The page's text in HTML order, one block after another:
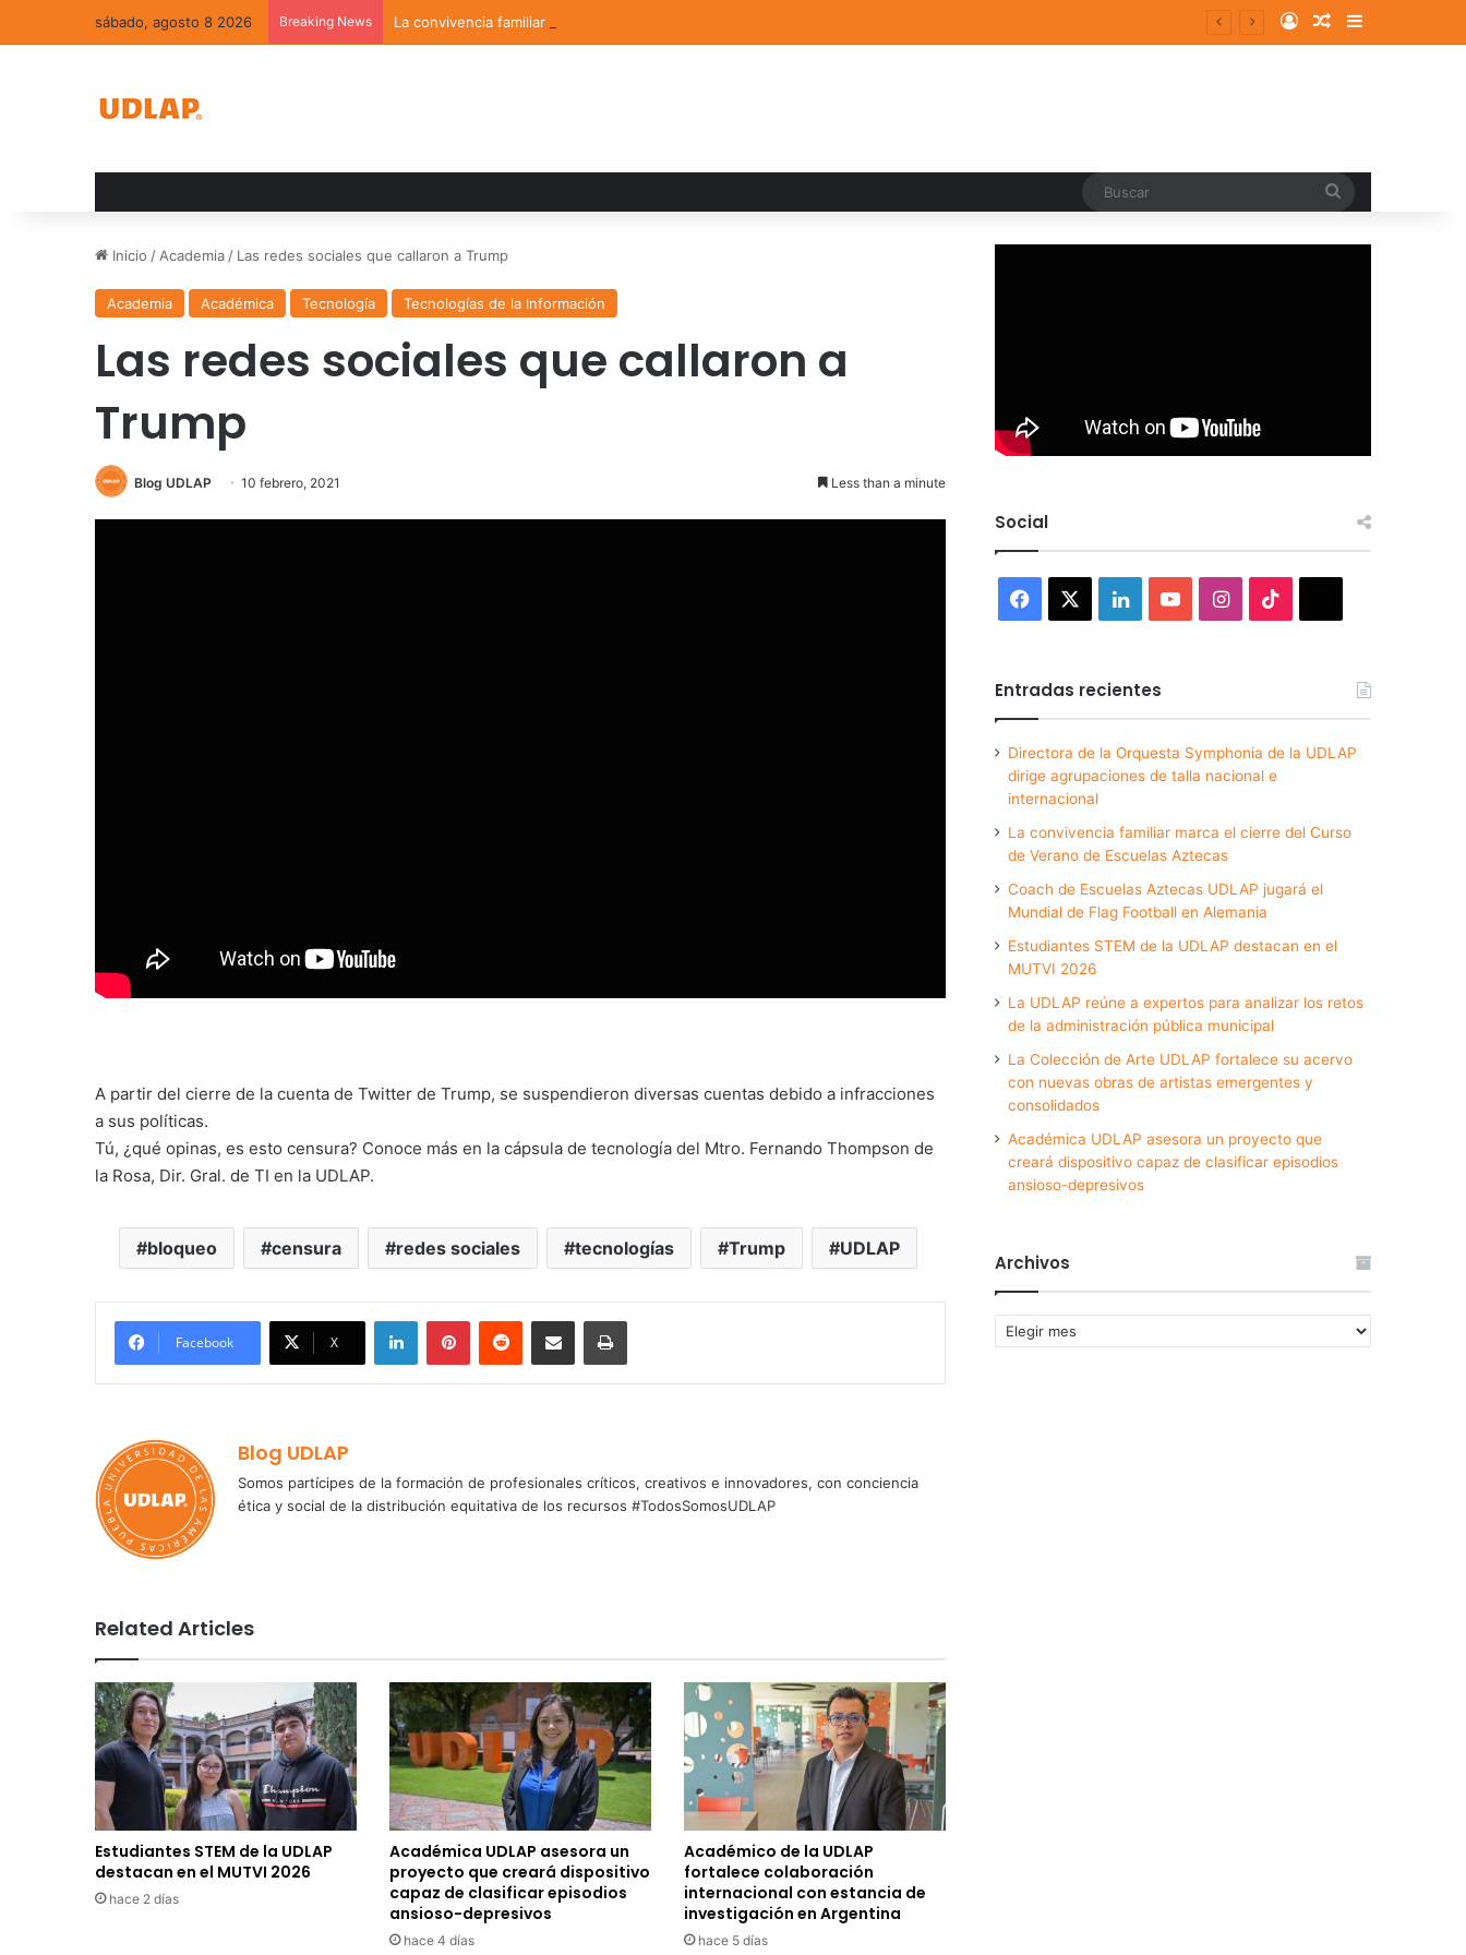
sábado, agosto 8 2026 Breaking News La convivencia familiar marca el cierre del Curso de Verano de Escuelas Aztecas Log InRandom Article
Sidebar
Inicio / Academia / Las redes sociales que callaron a Trump
Academia Académica Tecnología Tecnologías de la Información
Las redes sociales que callaron a
Trump
Blog UDLAP 10 febrero, 2021 Less than a minute
A partir del cierre de la cuenta de Twitter de Trump, se suspendieron diversas cuentas debido a infracciones
a sus políticas.
Tú, ¿qué opinas, es esto censura? Conoce más en la cápsula de tecnología del Mtro. Fernando Thompson de
la Rosa, Dir. Gral. de TI en la UDLAP.
bloqueo censura redes sociales tecnologías Trump UDLAP
Facebook X
LinkedInPinterestReddit Share via Email Print
Blog UDLAP
Somos partícipes de la formación de profesionales críticos, creativos e innovadores, con conciencia
ética y social de la distribución equitativa de los recursos #TodosSomosUDLAP
Related Articles
Estudiantes STEM de la UDLAP
destacan en el MUTVI 2026
hace 2 días
Académica UDLAP asesora un
proyecto que creará dispositivo
capaz de clasificar episodios
ansioso-depresivos
hace 4 días
Académico de la UDLAP
fortalece colaboración
internacional con estancia de
investigación en Argentina
hace 5 días
Social
Facebook LinkedInYouTubeInstagram
Entradas recientes
Directora de la Orquesta Symphonia de la UDLAP
dirige agrupaciones de talla nacional e
internacional
La convivencia familiar marca el cierre del Curso
de Verano de Escuelas Aztecas
Coach de Escuelas Aztecas UDLAP jugará el
Mundial de Flag Football en Alemania
Estudiantes STEM de la UDLAP destacan en el
MUTVI 2026
La UDLAP reúne a expertos para analizar los retos
de la administración pública municipal
La Colección de Arte UDLAP fortalece su acervo
con nuevas obras de artistas emergentes y
consolidados
Académica UDLAP asesora un proyecto que
creará dispositivo capaz de clasificar episodios
ansioso-depresivos
Archivos
Archivos